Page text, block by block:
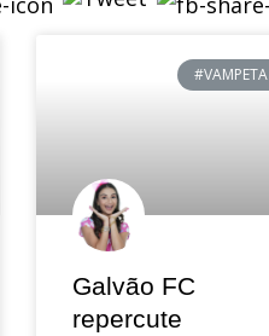
#VAMPETA
Galvão FC
repercute